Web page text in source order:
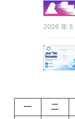
2026 年 5
一
二